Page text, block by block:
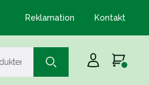
Reklamation Kontakt